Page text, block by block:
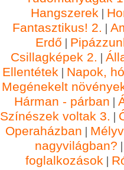
Hangszerek |
Fantasztikus! 2. |
Erdő |
Csillagképek 2. |
Ellentétek | Napok,
Megénekelt
Hárman - párban |
Színészek voltak 3. |
Operaházban |
nagyvilágban?
foglalkozások |